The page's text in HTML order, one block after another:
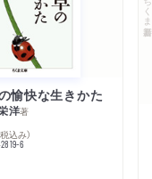
愉快な生きかた
洋著
込み）
6